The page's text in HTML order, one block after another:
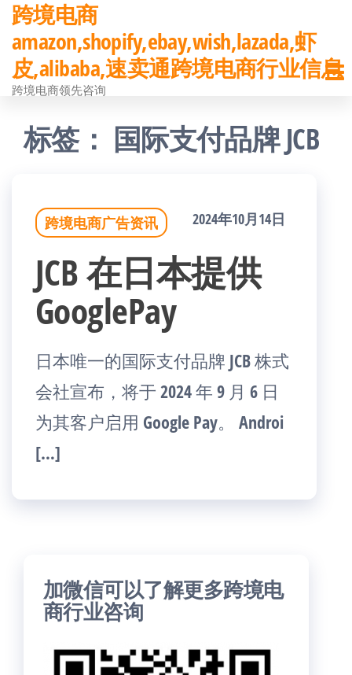
前
往
内
跨境电商
amazon,shopify,ebay,wish,lazada,虾
皮,alibaba,速卖通跨境电商行业信息
跨境电商领先咨询
标签： 国际支付品牌 JCB
跨境电商广告资讯 2024年10月14日
JCB 在日本提供
GooglePay
日本唯一的国际支付品牌 JCB 株式
会社宣布，将于 2024 年 9 月 6 日
为其客户启用 Google Pay。 Androi
[…]
加微信可以了解更多跨境电
商行业咨询